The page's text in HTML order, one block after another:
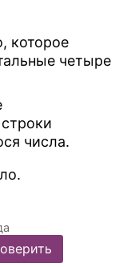
которое
четыре
числа.